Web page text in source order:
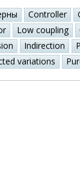
Controller
Low coupling
Indirection
variations